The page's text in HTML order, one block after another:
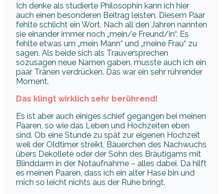
Ich denke als studierte Philosophin kann ich hier
auch einen besonderen Beitrag leisten. Diesem Paar
fehlte schlicht ein Wort. Nach all den Jahren nannten
sie einander immer noch „mein/e Freund/in“. Es
fehlte etwas um „mein Mann“ und „meine Frau“ zu
sagen. Als beide sich als Trauversprechen
sozusagen neue Namen gaben, musste auch ich ein
paar Tränen verdrücken. Das war ein sehr rührender
Moment.
Das klingt wirklich sehr berührend!
Es ist aber auch einiges schief gegangen bei meinen
Paaren, so wie das Leben und Hochzeiten eben
sind. Ob eine Stunde zu spät zur eigenen Hochzeit
weil der Oldtimer streikt, Bäuerchen des Nachwuchs
übers Dekolleté oder der Sohn des Bräutigams mit
Blinddarm in der Notaufnahme – alles dabei. Da hilft
es meinen Paaren, dass ich ein alter Hase bin und
mich so leicht nichts aus der Ruhe bringt.